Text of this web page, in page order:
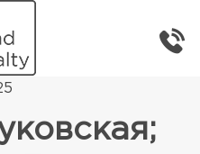
недвижимость